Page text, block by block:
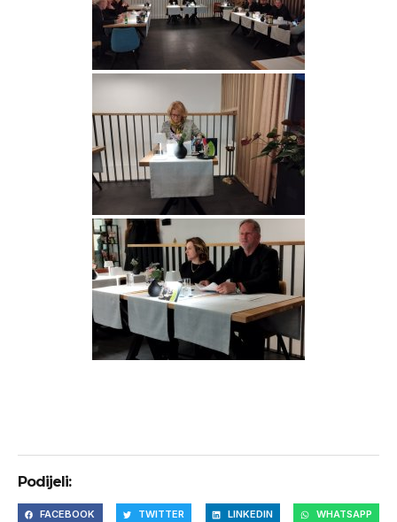
Podijeli:
FACEBOOK TWITTER LINKEDIN WHATSAPP